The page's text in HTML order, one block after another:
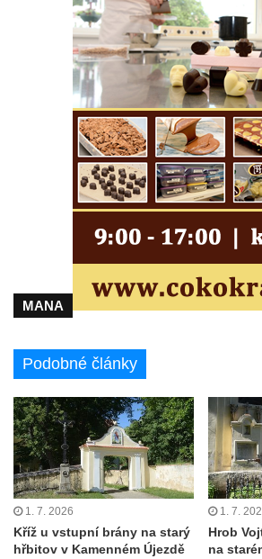
Hrob rodiny Prosche na hřbitově v Lužici
Hrob rodiny Žemličkovy na hřbitově v
Hrob Emmy Veidl na hřbitově v Lužici
Hrob rodiny Tropschuh na hřbitově v
Hrob faráře Josef Ottla na hřbitově v
Kozlech
Hrob rodiny Cífkovy na hřbitově v Kozlech
Hrobka rodiny Fuchs u papírny v České
Hrob Zdeňka Nedvěda na hřbitově ve
Hrob Ferdinanda Břetislava Mikovce na
Hrob rodiny Haina na hřbitově v Krásné u
Hrob rodiny Hübner na hřbitově v Krásné
Pěnčína
Hrob rodiny Kundlatsch-Lucke na
Krásné u Pěnčína
Hrob Jana Kačera na hřbitově v
Hrob Friedricha Hoffmanna na hřbitově v
MANA
Podobné články
1. 7. 2026
Kříž u vstupní brány na starý
hřbitov v Kamenném Újezdě
1. 7.
Hrob
na